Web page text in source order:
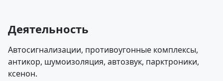
Деятельность
Автосигнализации, противоугонные комплексы,
антикор, шумоизоляция, автозвук, парктроники,
ксенон.